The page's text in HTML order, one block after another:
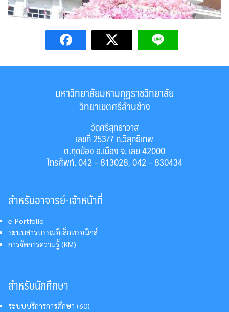
มหาวิทยาลัยมหามกุฏราชวิทยาลัย
วิทยาเขตศรีล้านช้าง
วัดศรีสุทธาวาส
เลขที่ 253/7 ถ.วิสุทธิเทพ
ต.กุดป่อง อ.เมือง จ. เลย 42000
โทรศัพท์. 042 – 813028, 042 – 830434
สำหรับอาจารย์-เจ้าหน้าที่
e-Portfolio
ระบบสารบรรณอิเล็กทรอนิกส์
การจัดการความรู้ (KM)
สำหรับนักศึกษา
ระบบบริการการศึกษา (60)